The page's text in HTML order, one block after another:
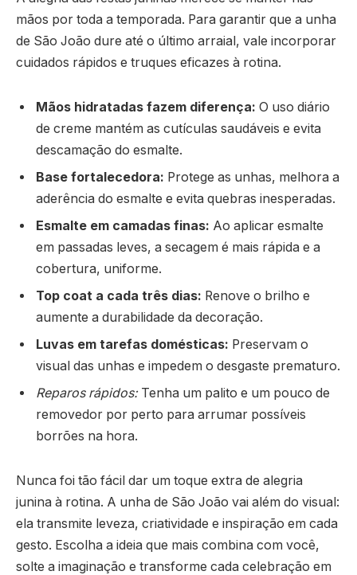
mãos por toda a temporada. Para garantir que a unha
de São João dure até o último arraial, vale incorporar
cuidados rápidos e truques eficazes à rotina.
Mãos hidratadas fazem diferença: O uso diário
de creme mantém as cutículas saudáveis e evita
descamação do esmalte.
Base fortalecedora: Protege as unhas, melhora a
aderência do esmalte e evita quebras inesperadas.
Esmalte em camadas finas: Ao aplicar esmalte
em passadas leves, a secagem é mais rápida e a
cobertura, uniforme.
Top coat a cada três dias: Renove o brilho e
aumente a durabilidade da decoração.
Luvas em tarefas domésticas: Preservam o
visual das unhas e impedem o desgaste prematuro.
Reparos rápidos:Tenha um palito e um pouco de
removedor por perto para arrumar possíveis
borrões na hora.
Nunca foi tão fácil dar um toque extra de alegria
junina à rotina. A unha de São João vai além do visual:
ela transmite leveza, criatividade e inspiração em cada
gesto. Escolha a ideia que mais combina com você,
solte a imaginação e transforme cada celebração em